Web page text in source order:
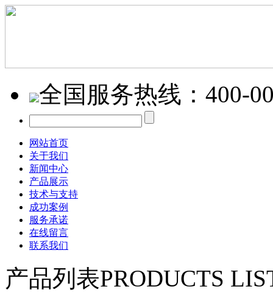
全国服务热线： 400-
网站首页
关于我们
新闻中心
产品展示
技术与支持
成功案例
服务承诺
在线留言
联系我们
产品列表PRODUCTS